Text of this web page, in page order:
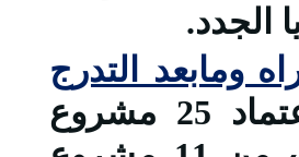
الجدد.
ومابعد التدرج
تمكنت الجامعة من الحصول على اعتماد 25 مشروع